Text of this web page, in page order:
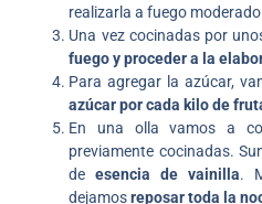
realizarla a fuego
Una vez cocinadas por
fuego y proceder a la
Para agregar la azúcar,
azúcar por cada kilo de
En una olla vamos a
previamente cocinadas.
deesencia de vainilla.
dejamosreposar toda la